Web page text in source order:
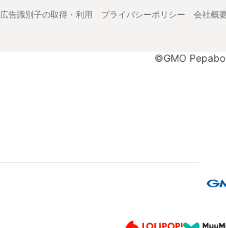
広告識別子の取得・利用 プライバシーポリシー 会社概
©GMO